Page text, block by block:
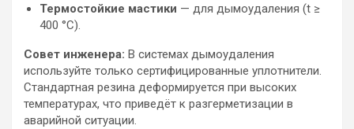
Термостойкие мастики — для дымоудаления (t ≥
400 °C).
Совет инженера: В системах дымоудаления
используйте только сертифицированные уплотнители.
Стандартная резина деформируется при высоких
температурах, что приведёт к разгерметизации в
аварийной ситуации.